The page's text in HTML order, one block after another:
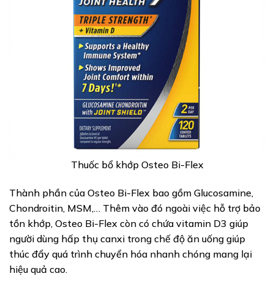
Thuốc bổ khớp Osteo Bi-Flex
Thành phần của Osteo Bi-Flex bao gồm Glucosamine,
Chondroitin, MSM,… Thêm vào đó ngoài việc hỗ trợ bảo
tồn khớp, Osteo Bi-Flex còn có chứa vitamin D3 giúp
người dùng hấp thụ canxi trong chế độ ăn uống giúp
thúc đẩy quá trình chuyển hóa nhanh chóng mang lại
hiệu quả cao.